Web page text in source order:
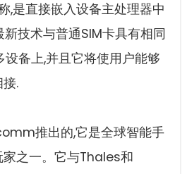
,是直接嵌入设备主处理器中
新技术与普通SIM卡具有相同
设备上,并且它将使用户能够
.
推出的,它是全球智能手
之一。它与Thales和